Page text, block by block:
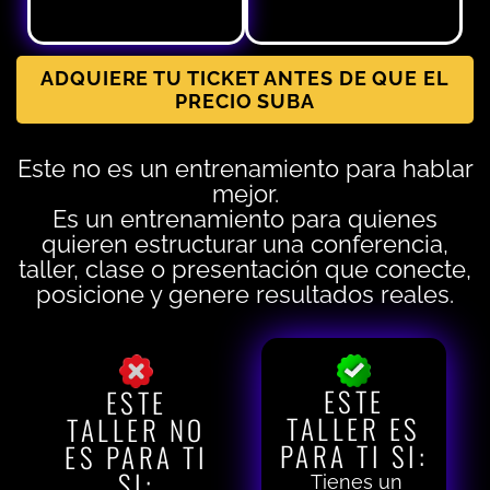
ADQUIERE TU TICKET ANTES DE QUE EL
PRECIO SUBA
Este no es un entrenamiento para hablar
mejor.
Es un entrenamiento para quienes
quieren estructurar una conferencia,
taller, clase o presentación que conecte,
posicione y genere resultados reales.
ESTE
TALLER NO
ES PARA TI
ESTE
TALLER ES
PARA TI SI:
Tienes un